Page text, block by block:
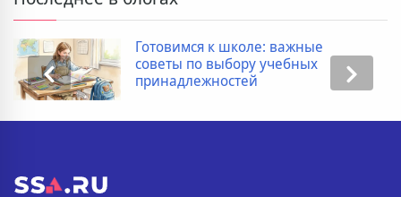
Готовимся к школе: важные
советы по выбору учебных
принадлежностей